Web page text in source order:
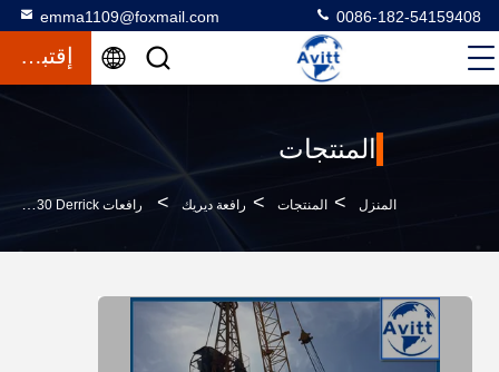
emma1109@foxmail.com 0086-182-54159408
إقتباس
المنتجات
المنزل > المنتجات > رافعة ديريك > رافعات 3t QD30 Derrick مع 15m طول البوم فوق رافعة برجية